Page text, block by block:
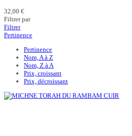
32,00 €
Filtrer par
Filtrer
Pertinence
Pertinence
Nom, A à Z
Nom, Z à A
Prix, croissant
Prix, décroissant